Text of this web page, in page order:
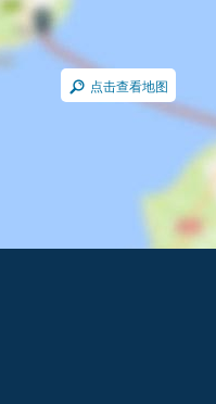
点击查看地图